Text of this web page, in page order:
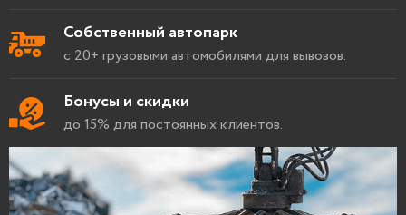
Собственный автопарк
с 20+ грузовыми автомобилями для вывозов.
Бонусы и скидки
до 15% для постоянных клиентов.